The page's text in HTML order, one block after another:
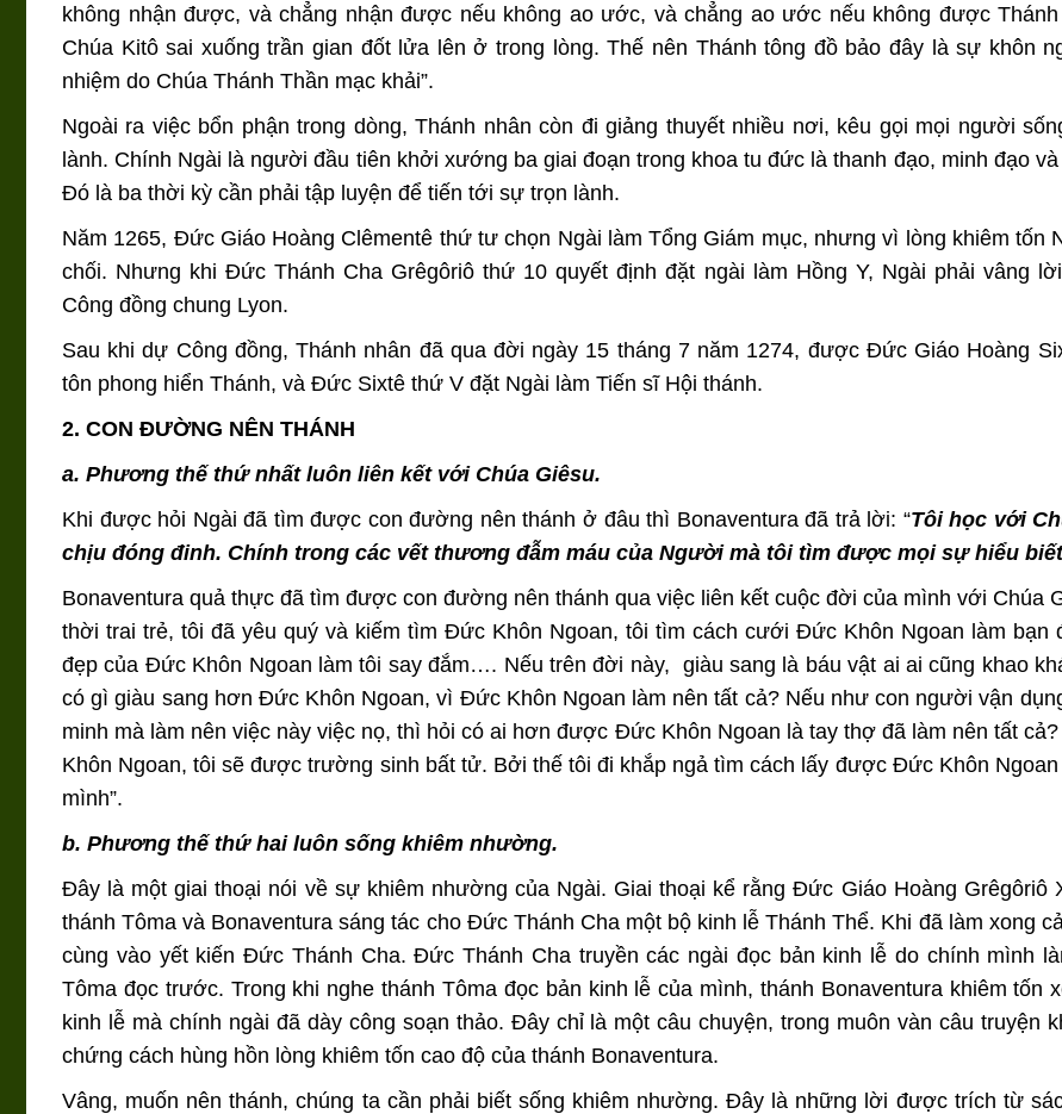
không nhận được, và chẳng nhận được nếu không ao ước, và chẳng ao ước nếu không được
Chúa Kitô sai xuống trần gian đốt lửa lên ở trong lòng. Thế nên Thánh tông đồ bảo đây là sự khôn
nhiệm do Chúa Thánh Thần mạc khải”.
Ngoài ra việc bổn phận trong dòng, Thánh nhân còn đi giảng thuyết nhiều nơi, kêu gọi mọi người
lành. Chính Ngài là người đầu tiên khởi xướng ba giai đoạn trong khoa tu đức là thanh đạo, minh đạo và
Đó là ba thời kỳ cần phải tập luyện để tiến tới sự trọn lành.
Năm 1265, Đức Giáo Hoàng Clêmentê thứ tư chọn Ngài làm Tổng Giám mục, nhưng vì lòng khiêm tốn
chối. Nhưng khi Đức Thánh Cha Grêgôriô thứ 10 quyết định đặt ngài làm Hồng Y, Ngài phải vâng
Công đồng chung Lyon.
Sau khi dự Công đồng, Thánh nhân đã qua đời ngày 15 tháng 7 năm 1274, được Đức Giáo Hoàng
tôn phong hiển Thánh, và Đức Sixtê thứ V đặt Ngài làm Tiến sĩ Hội thánh.
2. CON ĐƯỜNG NÊN THÁNH
a. Phương thế thứ nhất luôn liên kết với Chúa Giêsu.
Khi được hỏi Ngài đã tìm được con đường nên thánh ở đâu thì Bonaventura đã trả lời: “Tôi học với
chịu đóng đinh. Chính trong các vết thương đẫm máu của Người mà tôi tìm được mọi sự hiểu
Bonaventura quả thực đã tìm được con đường nên thánh qua việc liên kết cuộc đời của mình với Chúa
thời trai trẻ, tôi đã yêu quý và kiếm tìm Đức Khôn Ngoan, tôi tìm cách cưới Đức Khôn Ngoan làm bạn
đẹp của Đức Khôn Ngoan làm tôi say đắm…. Nếu trên đời này, giàu sang là báu vật ai ai cũng khao
có gì giàu sang hơn Đức Khôn Ngoan, vì Đức Khôn Ngoan làm nên tất cả? Nếu như con người vận
minh mà làm nên việc này việc nọ, thì hỏi có ai hơn được Đức Khôn Ngoan là tay thợ đã làm nên tất
Khôn Ngoan, tôi sẽ được trường sinh bất tử. Bởi thế tôi đi khắp ngả tìm cách lấy được Đức Khôn Ngoan
mình”.
b. Phương thế thứ hai luôn sống khiêm nhường.
Đây là một giai thoại nói về sự khiêm nhường của Ngài. Giai thoại kể rằng Đức Giáo Hoàng Grêgôriô
thánh Tôma và Bonaventura sáng tác cho Đức Thánh Cha một bộ kinh lễ Thánh Thể. Khi đã làm xong
cùng vào yết kiến Đức Thánh Cha. Đức Thánh Cha truyền các ngài đọc bản kinh lễ do chính mình
Tôma đọc trước. Trong khi nghe thánh Tôma đọc bản kinh lễ của mình, thánh Bonaventura khiêm tốn
kinh lễ mà chính ngài đã dày công soạn thảo. Đây chỉ là một câu chuyện, trong muôn vàn câu truyện
chứng cách hùng hồn lòng khiêm tốn cao độ của thánh Bonaventura.
Vâng, muốn nên thánh, chúng ta cần phải biết sống khiêm nhường. Đây là những lời được trích từ